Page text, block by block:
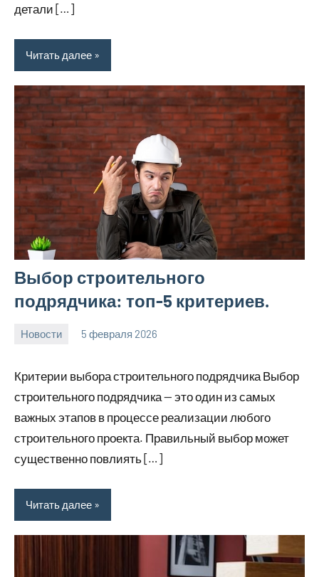
детали […]
Читать далее
Выбор строительного
подрядчика: топ-5 критериев.
Новости 5 февраля 2026
Критерии выбора строительного подрядчика Выбор
строительного подрядчика — это один из самых
важных этапов в процессе реализации любого
строительного проекта. Правильный выбор может
существенно повлиять […]
Читать далее